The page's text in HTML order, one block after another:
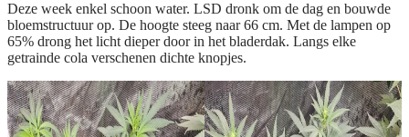
Deze week enkel schoon water. LSD dronk om de dag en bouwde
bloemstructuur op. De hoogte steeg naar 66 cm. Met de lampen op
65% drong het licht dieper door in het bladerdak. Langs elke
getrainde cola verschenen dichte knopjes.